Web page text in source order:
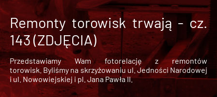
Remonty torowisk trwają - cz.
143 (ZDJĘCIA)
Przedstawiamy Wam fotorelację z remontów
torowisk. Byliśmy na skrzyżowaniu ul. Jedności Narodowej
i ul. Nowowiejskiej i pl. Jana Pawła II.